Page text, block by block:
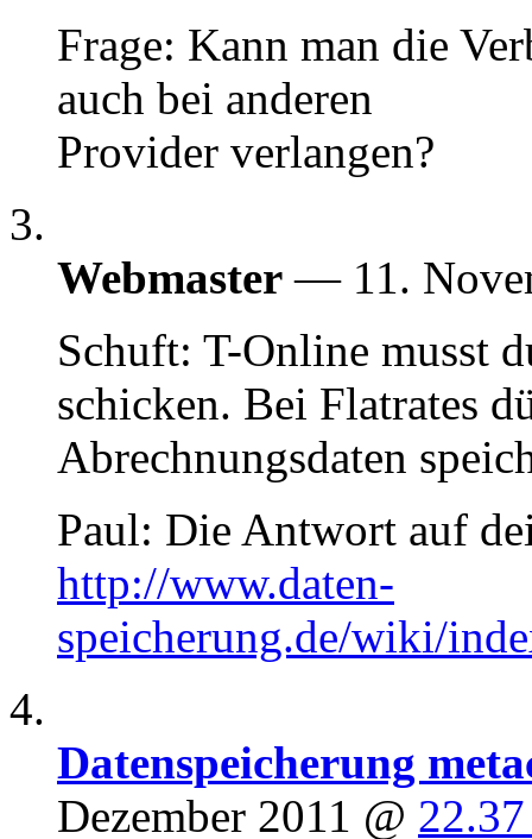
Frage: Kann man die
auch bei anderen
Provider verlangen?
Webmaster — 11.
Schuft: T-Online musst
schicken. Bei Flatrates
Abrechnungsdaten
Paul: Die Antwort auf
http://www.daten-
speicherung.de/wiki/
Datenspeicherung
Dezember 2011 @